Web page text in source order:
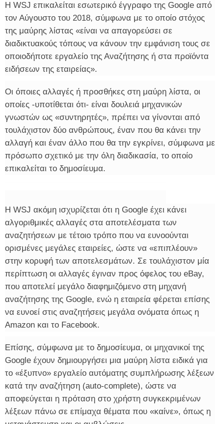
Η WSJ επικαλείται εσωτερικό έγγραφο της Google από
τον Αύγουστο του 2018, σύμφωνα με το οποίο στόχος
της μαύρης λίστας «είναι να απαγορεύσει σε
διαδικτυακούς τόπους να κάνουν την εμφάνιση τους σε
οποιοδήποτε εργαλείο της Αναζήτησης ή στα προϊόντα
ειδήσεων της εταιρείας».
Οι όποιες αλλαγές ή προσθήκες στη μαύρη λίστα, οι
οποίες -υποτίθεται ότι- είναι δουλειά μηχανικών
γνωστών ως «συντηρητές», πρέπει να γίνονται από
τουλάχιστον δύο ανθρώπους, έναν που θα κάνει την
αλλαγή και έναν άλλο που θα την εγκρίνει, σύμφωνα με
πρόσωπο σχετικό με την όλη διαδικασία, το οποίο
επικαλείται το δημοσίευμα.
Η WSJ ακόμη ισχυρίζεται ότι η Google έχει κάνει
αλγοριθμικές αλλαγές στα αποτελέσματα των
αναζητήσεων με τέτοιο τρόπο που να ευνοούνται
ορισμένες μεγάλες εταιρείες, ώστε να «επιπλέουν»
στην κορυφή των αποτελεσμάτων. Σε τουλάχιστον μία
περίπτωση οι αλλαγές έγιναν προς όφελος του eBay,
που αποτελεί μεγάλο διαφημιζόμενο στη μηχανή
αναζήτησης της Google, ενώ η εταιρεία φέρεται επίσης
να ευνοεί στις αναζητήσεις μεγάλα ονόματα όπως η
Amazon και το Facebook.
Επίσης, σύμφωνα με το δημοσίευμα, οι μηχανικοί της
Google έχουν δημιουργήσει μια μαύρη λίστα ειδικά για
το «έξυπνο» εργαλείο αυτόματης συμπλήρωσης λέξεων
κατά την αναζήτηση (auto-complete), ώστε να
αποφεύγεται η πρόταση στο χρήστη συγκεκριμένων
λέξεων πάνω σε επίμαχα θέματα που «καίνε», όπως η